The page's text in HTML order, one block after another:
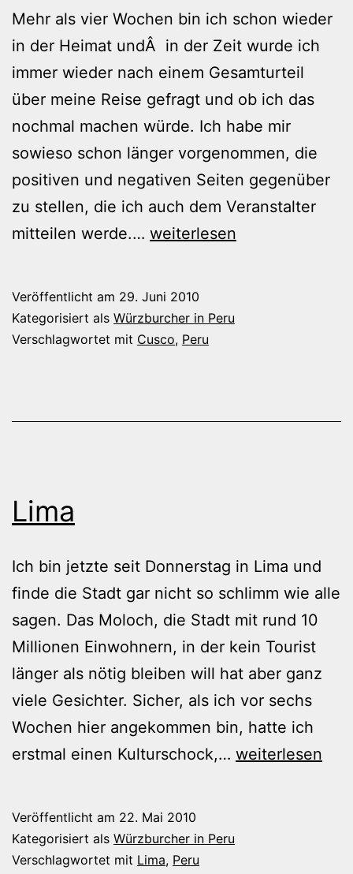
Mehr als vier Wochen bin ich schon wieder
in der Heimat undÂ in der Zeit wurde ich
immer wieder nach einem Gesamturteil
über meine Reise gefragt und ob ich das
nochmal machen würde. Ich habe mir
sowieso schon länger vorgenommen, die
positiven und negativen Seiten gegenüber
zu stellen, die ich auch dem Veranstalter
mitteilen werde.… Rückblick
weiterlesen
Veröffentlicht am 29. Juni 2010
Kategorisiert als Würzburcher in Peru
Verschlagwortet mit Cusco, Peru
Lima
Ich bin jetzte seit Donnerstag in Lima und
finde die Stadt gar nicht so schlimm wie alle
sagen. Das Moloch, die Stadt mit rund 10
Millionen Einwohnern, in der kein Tourist
länger als nötig bleiben will hat aber ganz
viele Gesichter. Sicher, als ich vor sechs
Wochen hier angekommen bin, hatte ich
erstmal einen Kulturschock,… Lima
weiterlesen
Veröffentlicht am 22. Mai 2010
Kategorisiert als Würzburcher in Peru
Verschlagwortet mit Lima, Peru